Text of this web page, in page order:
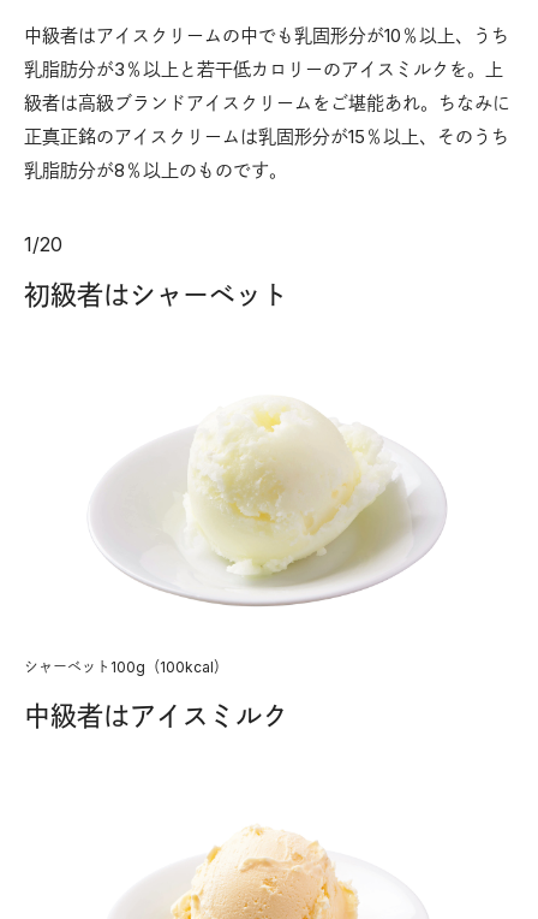
中級者はアイスクリームの中でも乳固形分が10％以上、うち
乳脂肪分が3％以上と若干低カロリーのアイスミルクを。上
級者は高級ブランドアイスクリームをご堪能あれ。ちなみに
正真正銘のアイスクリームは乳固形分が15％以上、そのうち
乳脂肪分が8％以上のものです。
1/20
初級者はシャーベット
シャーベット100g（100kcal）
中級者はアイスミルク